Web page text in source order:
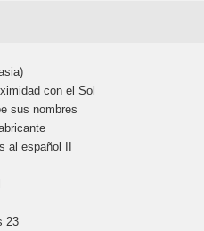
con el Sol
sus nombres
al español II
23